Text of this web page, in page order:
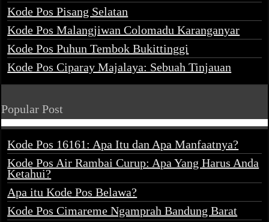
Kode Pos Pisang Selatan
Kode Pos Malangjiwan Colomadu Karanganyar
Kode Pos Puhun Tembok Bukittinggi
Kode Pos Ciparay Majalaya: Sebuah Tinjauan
Popular Post
Kode Pos 16161: Apa Itu dan Apa Manfaatnya?
Kode Pos Air Rambai Curup: Apa Yang Harus Anda
Ketahui?
Apa itu Kode Pos Belawa?
Kode Pos Cimareme Ngamprah Bandung Barat